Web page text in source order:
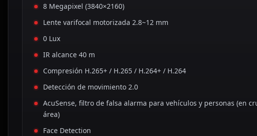
8 Megapixel (3840×2160)
Lente varifocal motorizada 2.8~12 mm
0 Lux
IR alcance 40 m
Compresión H.265+ / H.265 / H.264+ / H.264
Detección de movimiento 2.0
AcuSense, filtro de falsa alarma para vehículos y personas (en
área)
Face Detection